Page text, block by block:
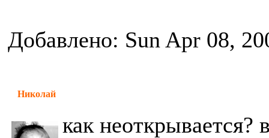
Добавлено: Sun Apr 08,
Николай
как неоткрывается?